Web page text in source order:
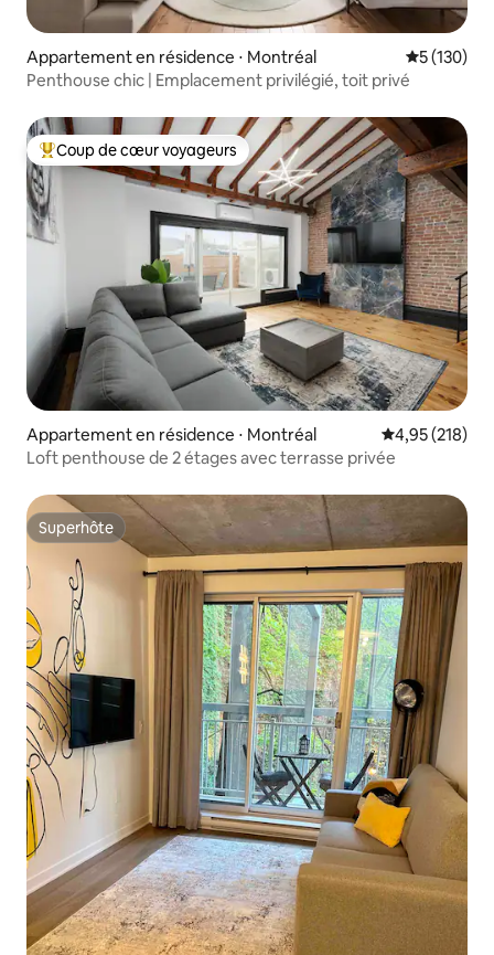
Appartement en résidence ⋅ Montréal Évaluation
5 (130)
Penthouse chic | Emplacement privilégié, toit privé
Coups de cœur voyageurs les plus appréciés
Coup de cœur voyageurs
Appartement en résidence ⋅ Montréal Évaluation
4,95 (218)
Loft penthouse de 2 étages avec terrasse privée
Superhôte
Superhôte